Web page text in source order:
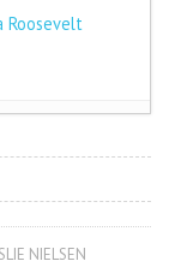
Roosevelt
NIELSEN